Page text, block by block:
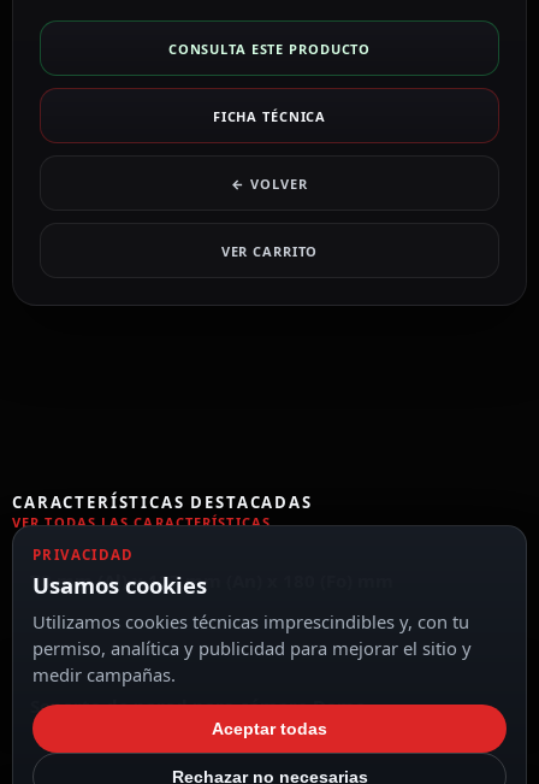
CONSULTA ESTE PRODUCTO
FICHA TÉCNICA
← VOLVER
VER CARRITO
CARACTERÍSTICAS DESTACADAS
VER TODAS LAS CARACTERÍSTICAS
78 mm (Al) x 127 mm (An) x 180 (Fo) mm
Soporte de pared para cámara Domo
PRIVACIDAD
Usamos cookies
Utilizamos cookies técnicas imprescindibles y, con tu
permiso, analítica y publicidad para mejorar el sitio y
medir campañas.
Aceptar todas
Rechazar no necesarias